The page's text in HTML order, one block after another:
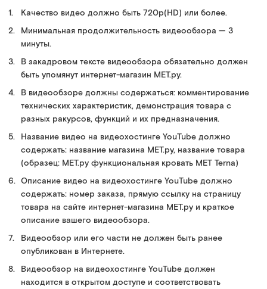
Качество видео должно быть 720p(HD) или более.
Минимальная продолжительность видеообзора — 3
минуты.
В закадровом тексте видеообзора обязательно должен
быть упомянут интернет-магазин МЕТ.ру.
В видеообзоре должны содержаться: комментирование
технических характеристик, демонстрация товара с
разных ракурсов, функций и их предназначения.
Название видео на видеохостинге YouTube должно
содержать: название магазина МЕТ.ру, название товара
(образец: МЕТ.ру функциональная кровать MET Terna)
Описание видео на видеохостинге YouTube должно
содержать: номер заказа, прямую ссылку на страницу
товара на сайте интернет-магазина МЕТ.ру и краткое
описание вашего видеообзора.
Видеообзор или его части не должен быть ранее
опубликован в Интернете.
Видеообзор на видеохостинге YouTube должен
находится в открытом доступе и соответствовать